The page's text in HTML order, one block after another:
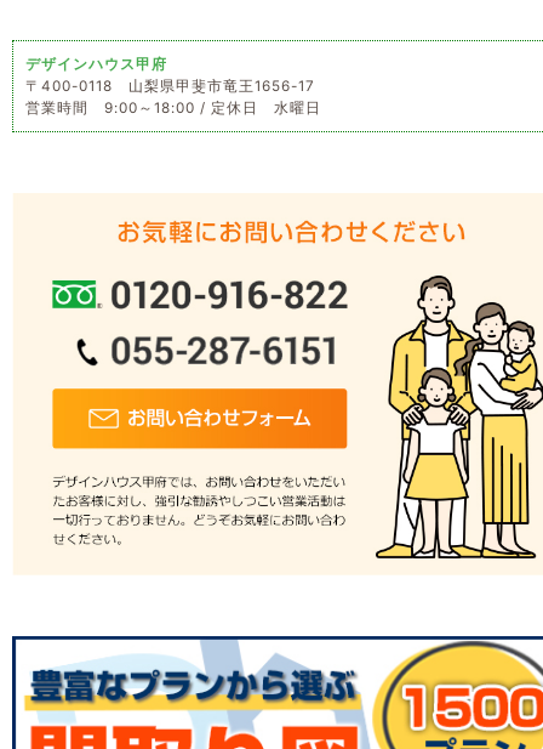
デザインハウス甲府
〒400-0118 山梨県甲斐市竜王1656-17
営業時間 9:00～18:00 / 定休日 水曜日